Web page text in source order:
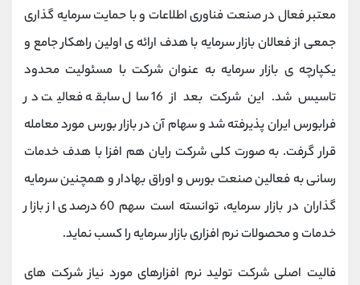
معتبر فعال در صنعت فناوری اطلاعات و با حمایت سرمایه گذاری
جمعی از فعالان بازار سرمایه با هدف ارائه ی اولین راهکار جامع و
یکپارچه ی بازار سرمایه به عنوان شرکت با مسئولیت محدود
تاسیس شد. این شرکت بعد از 16 سال سابقه فعالیت در
فرابورس ایران پذیرفته شد و سهام آن در بازار بورس مورد معامله
قرار گرفت. به صورت کلی شرکت رایان هم افزا با هدف خدمات
رسانی به فعالین صنعت بورس و اوراق بهادار و همچنین سرمایه
گذاران در بازار سرمایه، توانسته است سهم 60 درصدی از بازار
خدمات و محصولات نرم افزاری بازار سرمایه را کسب نماید.
فالیت اصلی شرکت تولید نرم افزارهای مورد نیاز شرکت های